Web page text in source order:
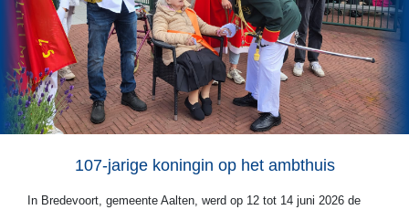
107-jarige koningin op het ambthuis
In Bredevoort, gemeente Aalten, werd op 12 tot 14 juni 2026 de